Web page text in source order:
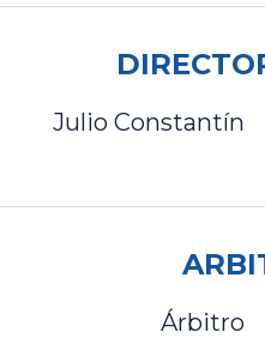
Julio Constantín
Árbitro